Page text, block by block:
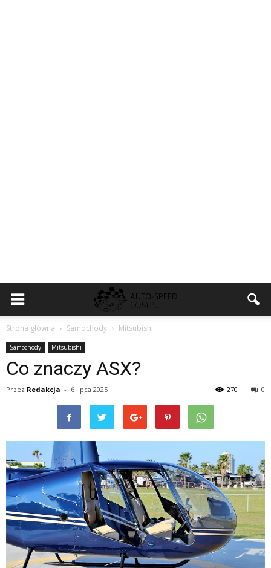
Strona główna Samochody Mitsubishi
Samochody Mitsubishi
Co znaczy ASX?
Przez Redakcja - 6 lipca 2025 0
270